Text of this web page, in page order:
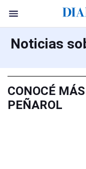
Noticias
CONOCÉ
PEÑAROL